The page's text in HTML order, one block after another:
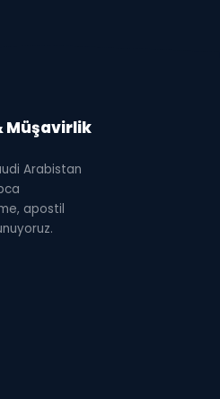
Müşavirlik
Arabistan
apostil